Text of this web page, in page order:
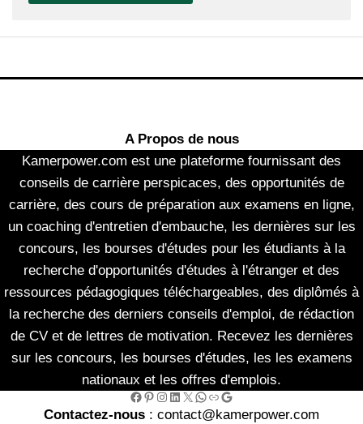
A Propos de nous
Kamerpower.com est une plateforme fournissant des
conseils de carrière perspicaces, des opportunités de
carrière, des cours de préparation aux examens en ligne,
un coaching d'entretien d'embauche, les dernières sur les
concours, les bourses d'études pour les étudiants à la
recherche d'opportunités d'études à l'étranger et des
ressources pédagogiques téléchargeables, des diplômés à
la recherche des derniers conseils d'emploi, de rédaction
de CV et de lettres de motivation. Recevez les dernières
sur les concours, les bourses d'études, les les examens
nationaux et les offres d'emplois.
Facebook Pinterest InstagramLinkedIn X WhatsApp Link Google
Contactez-nous : contact@kamerpower.com